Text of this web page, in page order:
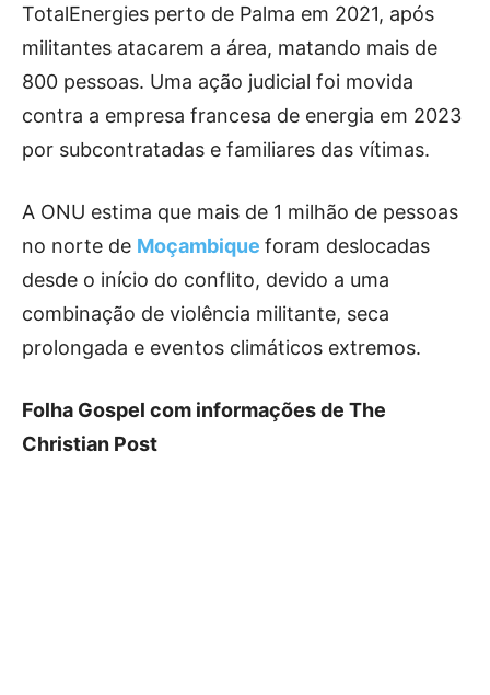
TotalEnergies perto de Palma em 2021, após
militantes atacarem a área, matando mais de
800 pessoas. Uma ação judicial foi movida
contra a empresa francesa de energia em 2023
por subcontratadas e familiares das vítimas.
A ONU estima que mais de 1 milhão de pessoas
no norte de Moçambique foram deslocadas
desde o início do conflito, devido a uma
combinação de violência militante, seca
prolongada e eventos climáticos extremos.
Folha Gospel com informações de The
Christian Post